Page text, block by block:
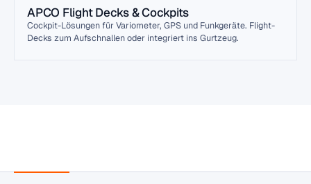
APCO Flight Decks & Cockpits
Cockpit-Lösungen für Variometer, GPS und Funkgeräte. Flight-
Decks zum Aufschnallen oder integriert ins Gurtzeug.